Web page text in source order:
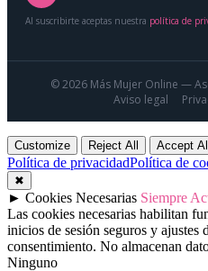
Al suscribirte aceptas nuestra política de
© 2026 Más Mujer Online —
Aviso legal
Customize Reject All Accept
Política de privacidadPolítica de
✖
► Cookies Necesarias Siempre
Las cookies necesarias habilitan
inicios de sesión seguros y ajustes
consentimiento. No almacenan
Ninguno